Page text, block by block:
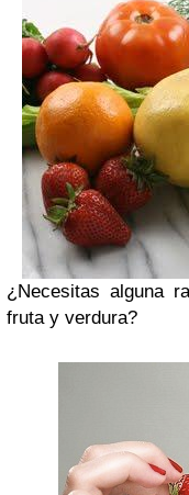
¿Necesitas alguna
fruta y verdura?